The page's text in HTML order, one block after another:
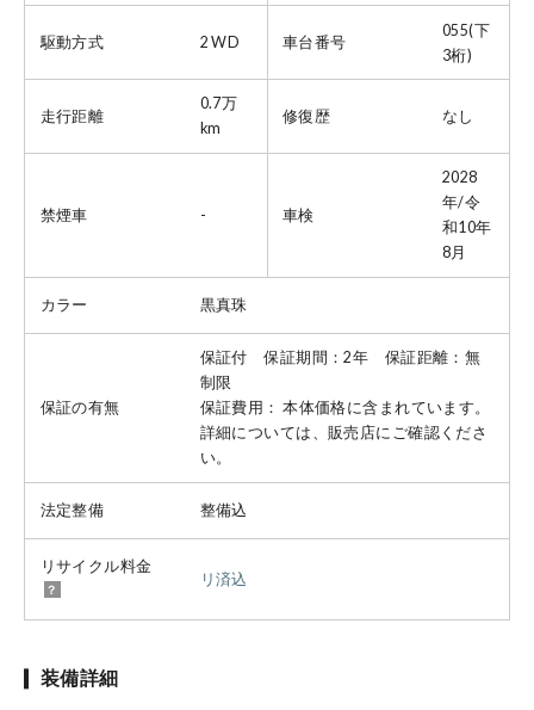
駆動方式 2 WD 車台番号
055(下
3桁)
走行距離
0.7万
km
修復歴 なし
禁煙車 - 車検
2028
年/令
和10年
8月
カラー 黒真珠
保証の有無
保証付 保証期間：2年 保証距離：無
制限
保証費用： 本体価格に含まれています。
詳細については、販売店にご確認くださ
い。
法定整備 整備込
リサイクル料金
リ済込
装備詳細